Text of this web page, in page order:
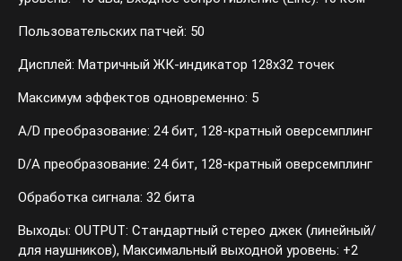
Пользовательских патчей: 50
Дисплей: Матричный ЖК-индикатор 128x32 точек
Максимум эффектов одновременно: 5
A/D преобразование: 24 бит, 128-кратный оверсемплинг
D/А преобразование: 24 бит, 128-кратный оверсемплинг
Обработка сигнала: 32 бита
Выходы: OUTPUT: Стандартный стерео джек (линейный/
для наушников), Максимальный выходной уровень: +2